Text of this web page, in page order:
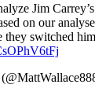
Jim
on our
they switched